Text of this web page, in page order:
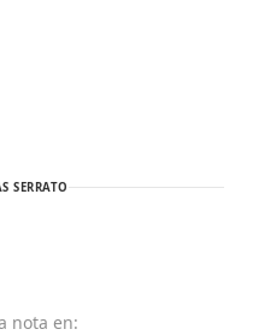
SERRATO
nota en: